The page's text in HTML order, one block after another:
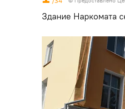
Здание Наркомата